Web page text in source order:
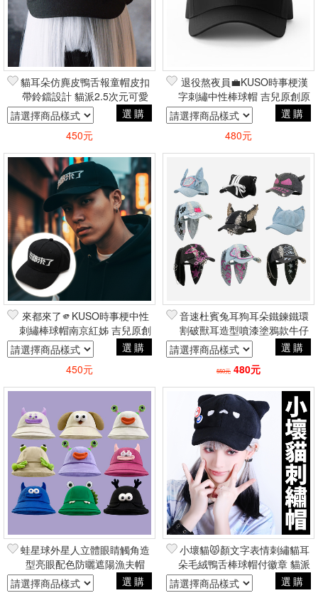
貓耳朵仿麂皮鴨舌報童帽皮扣
帶鈴鐺設計 貓派2.5次元可愛
原宿風
選購
450元
退役熬夜員💼KUSO時事梗漢
字刺繡中性棒球帽 吉兒原創原
宿街頭嘻哈
選購
480元
來都來了🫵KUSO時事梗中性
刺繡棒球帽南京紅姊 吉兒原創
原宿街頭嘻哈
選購
450元
音速杜賓兔耳狗耳朵鐵鍊鐵環
割破獸耳造型噴漆塗鴉款牛仔
棒球帽 y2k龐克搖滾潮流帥氣
周邊
選購
550元 480元
蛙星球外星人立體眼睛觸角造
型亮眼配色防曬遮陽漁夫帽
2.5次元日系原宿可愛少女軟妹
選購
小壞貓😾顏文字表情刺繡貓耳
朵毛絨鴨舌棒球帽付徽章 貓派
2.5次元軟妹風可愛周邊
選購